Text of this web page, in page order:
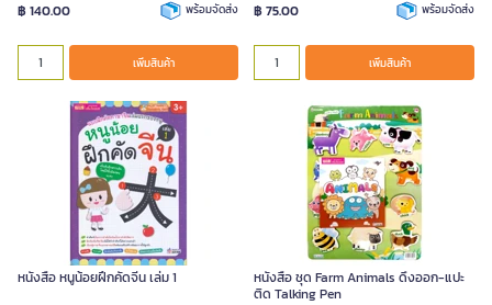
฿ 140.00 พร้อมจัดส่ง
เพิ่มสินค้า
฿ 75.00 พร้อมจัดส่ง
เพิ่มสินค้า
หนังสือ หนูน้อยฝึกคัดจีน เล่ม 1
หนังสือ ชุด Farm Animals ดึงออก-แปะ
ติด Talking Pen